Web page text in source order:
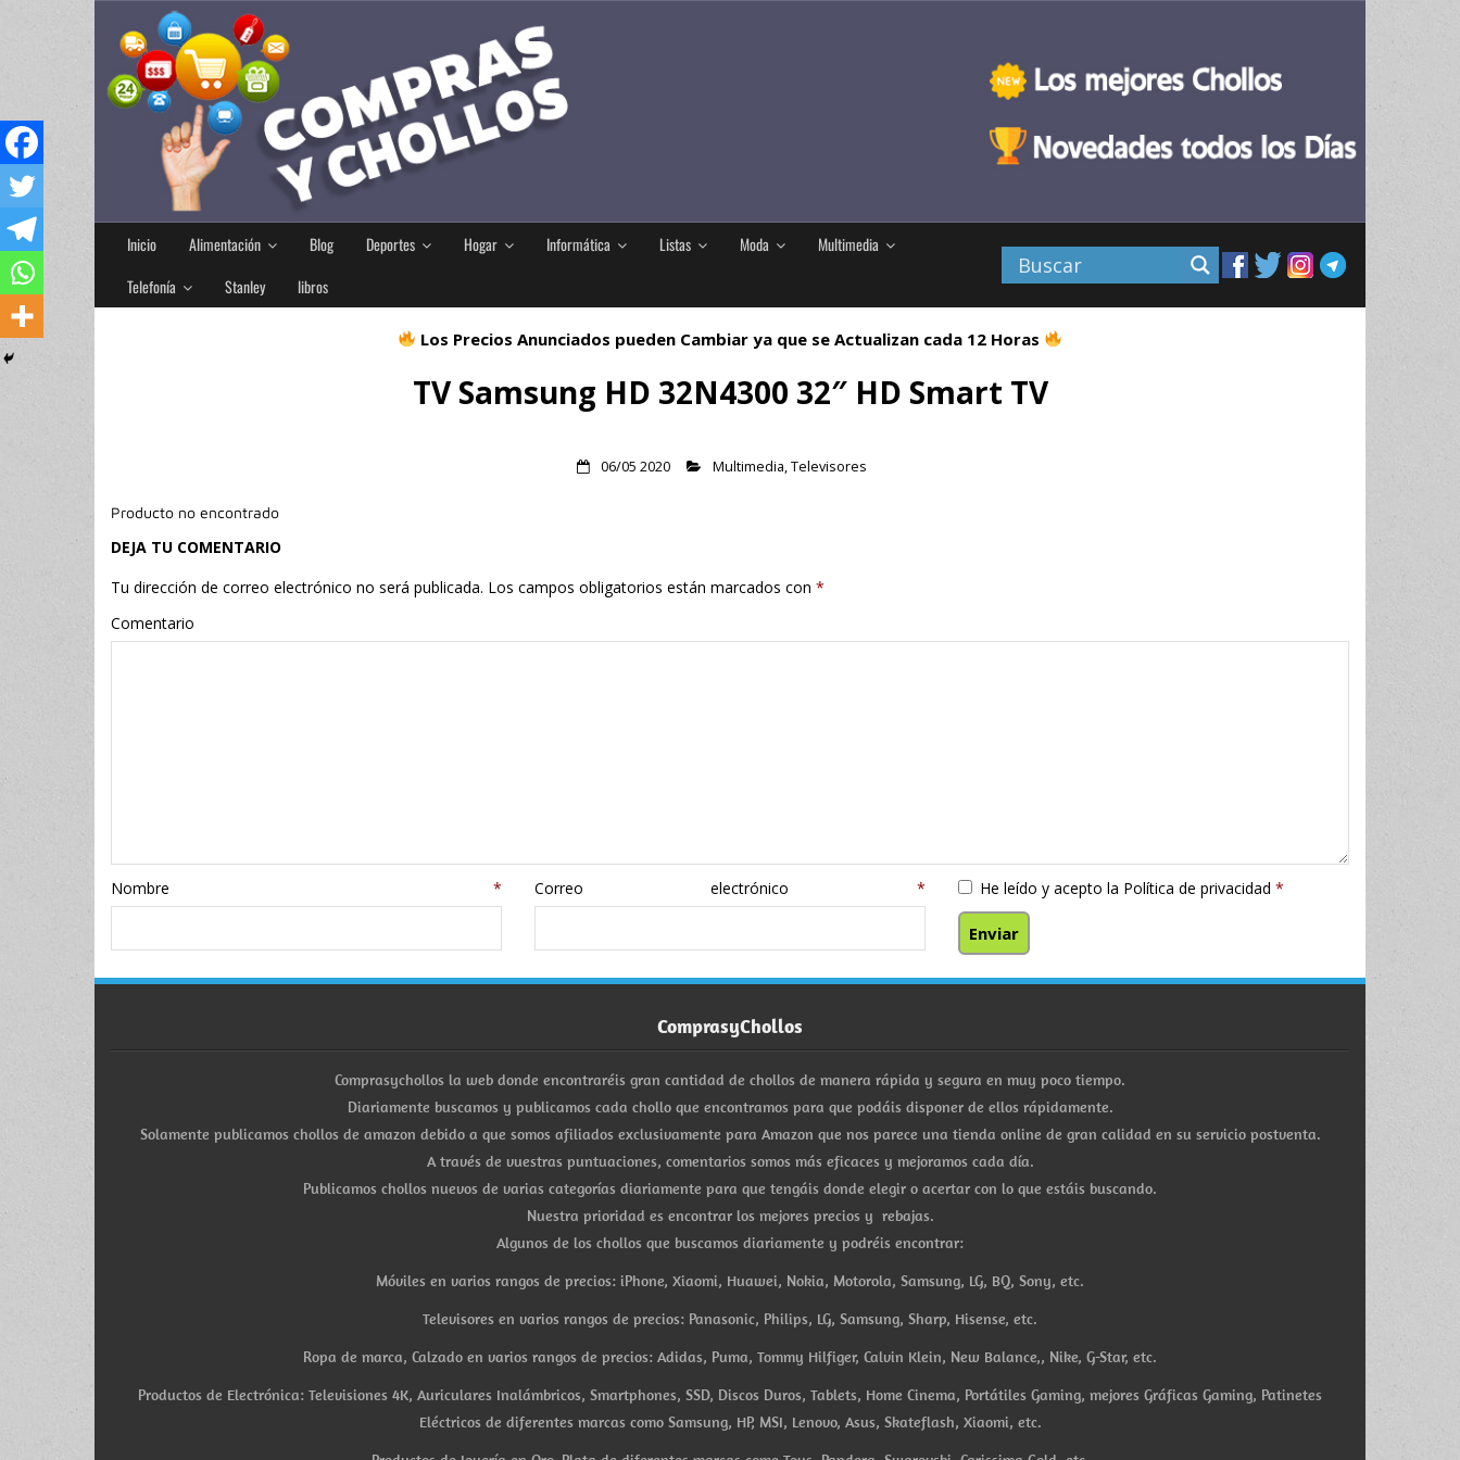
Inicio Alimentación Blog Deportes Hogar Informática Listas Moda
Multimedia
Telefonía
Stanley libros
Los Precios Anunciados pueden Cambiar ya que se Actualizan cada 12 Horas
TV Samsung HD 32N4300 32″ HD Smart TV
06/05 2020 Multimedia,Televisores
Producto no encontrado
DEJA TU COMENTARIO
Tu dirección de correo electrónico no será publicada. Los campos obligatorios están marcados con *
Comentario
Nombre* Correo electrónico* He leído y acepto la Política de privacidad *
ComprasyChollos
Comprasychollos la web donde encontraréis gran cantidad de chollos de manera rápida y segura en muy poco tiempo.
Diariamente buscamos y publicamos cada chollo que encontramos para que podáis disponer de ellos rápidamente.
Solamente publicamos chollos de amazon debido a que somos afiliados exclusivamente para Amazon que nos parece una tienda online de gran calidad en su servicio postventa.
A través de vuestras puntuaciones, comentarios somos más eficaces y mejoramos cada día.
Publicamos chollos nuevos de varias categorías diariamente para que tengáis donde elegir o acertar con lo que estáis buscando.
Nuestra prioridad es encontrar los mejores precios y rebajas.
Algunos de los chollos que buscamos diariamente y podréis encontrar:
Móviles en varios rangos de precios: iPhone, Xiaomi, Huawei, Nokia, Motorola, Samsung, LG, BQ, Sony, etc.
Televisores en varios rangos de precios: Panasonic, Philips, LG, Samsung, Sharp, Hisense, etc.
Ropa de marca, Calzado en varios rangos de precios: Adidas, Puma, Tommy Hilfiger, Calvin Klein, New Balance,, Nike, G-Star, etc.
Productos de Electrónica: Televisiones 4K, Auriculares Inalámbricos, Smartphones, SSD, Discos Duros, Tablets, Home Cinema, Portátiles Gaming, mejores Gráficas Gaming, Patinetes
Eléctricos de diferentes marcas como Samsung, HP, MSI, Lenovo, Asus, Skateflash, Xiaomi, etc.